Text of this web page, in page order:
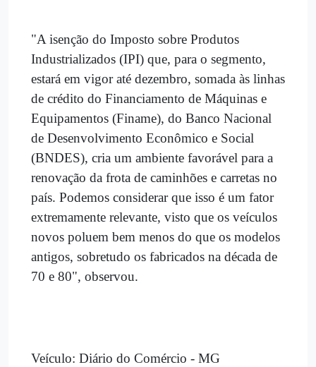
"A isenção do Imposto sobre Produtos
Industrializados (IPI) que, para o segmento,
estará em vigor até dezembro, somada às linhas
de crédito do Financiamento de Máquinas e
Equipamentos (Finame), do Banco Nacional
de Desenvolvimento Econômico e Social
(BNDES), cria um ambiente favorável para a
renovação da frota de caminhões e carretas no
país. Podemos considerar que isso é um fator
extremamente relevante, visto que os veículos
novos poluem bem menos do que os modelos
antigos, sobretudo os fabricados na década de
70 e 80", observou.
Veículo: Diário do Comércio - MG